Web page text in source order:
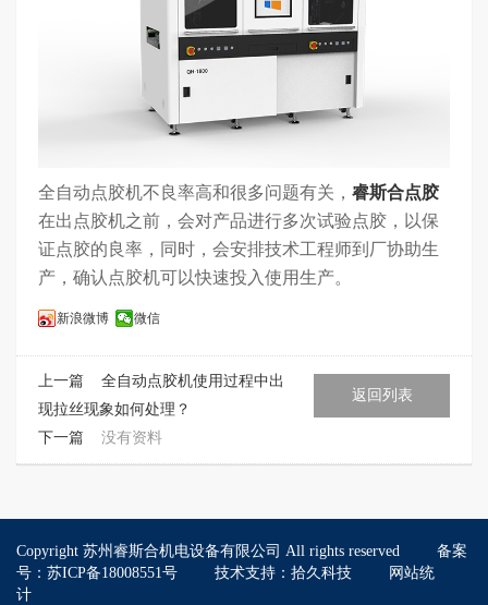
全自动点胶机不良率高和很多问题有关， 睿斯合点胶
在出点胶机之前，会对产品进行多次试验点胶，以保
证点胶的良率，同时，会安排技术工程师到厂协助生
产，确认点胶机可以快速投入使用生产。
新浪微博 微信
返回列表
上一篇 全自动点胶机使用过程中出
现拉丝现象如何处理？
下一篇 没有资料
Copyright 苏州睿斯合机电设备有限公司 All rights reserved
备案
号：苏ICP备18008551号
技术支持：拾久科技
网站统
计